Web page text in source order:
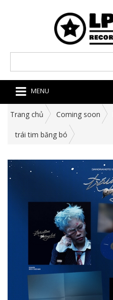
MENU
Trang chủ Coming soon
trái tim băng bó